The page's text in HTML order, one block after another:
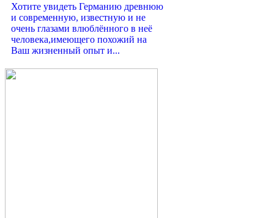
Хотите увидеть Германию древнюю
и современную, известную и не
очень глазами влюблённого в неё
человека,имеющего похожий на
Ваш жизненный опыт и...